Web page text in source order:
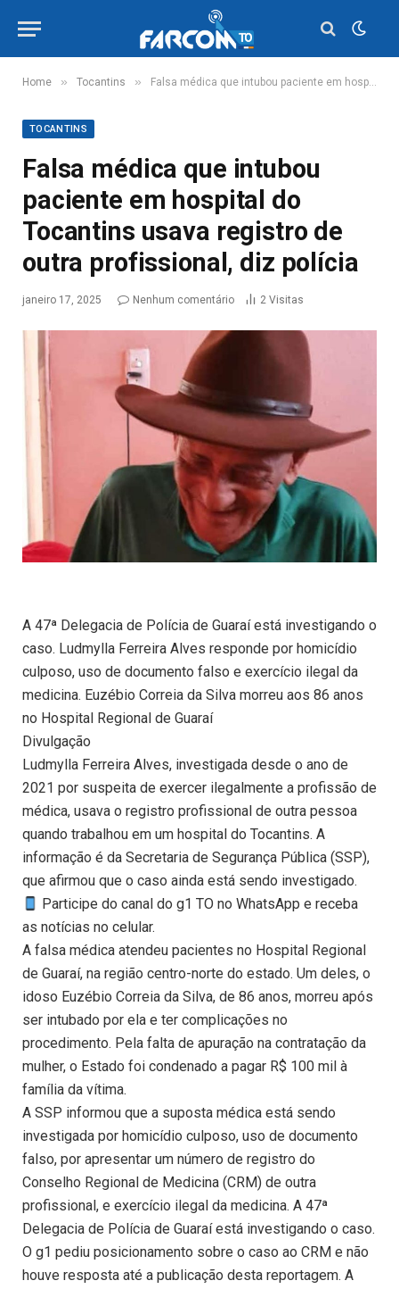
Home » Tocantins » Falsa médica que intubou paciente em hospital do Tocantins usava registro de outra profissional, diz polícia
TOCANTINS
Falsa médica que intubou
paciente em hospital do
Tocantins usava registro de
outra profissional, diz polícia
janeiro 17, 2025 Nenhum comentário 2 Visitas
A 47ª Delegacia de Polícia de Guaraí está investigando o
caso. Ludmylla Ferreira Alves responde por homicídio
culposo, uso de documento falso e exercício ilegal da
medicina. Euzébio Correia da Silva morreu aos 86 anos
no Hospital Regional de Guaraí
Divulgação
Ludmylla Ferreira Alves, investigada desde o ano de
2021 por suspeita de exercer ilegalmente a profissão de
médica, usava o registro profissional de outra pessoa
quando trabalhou em um hospital do Tocantins. A
informação é da Secretaria de Segurança Pública (SSP),
que afirmou que o caso ainda está sendo investigado.
Participe do canal do g1 TO no WhatsApp e receba
as notícias no celular.
A falsa médica atendeu pacientes no Hospital Regional
de Guaraí, na região centro-norte do estado. Um deles, o
idoso Euzébio Correia da Silva, de 86 anos, morreu após
ser intubado por ela e ter complicações no
procedimento. Pela falta de apuração na contratação da
mulher, o Estado foi condenado a pagar R$ 100 mil à
família da vítima.
A SSP informou que a suposta médica está sendo
investigada por homicídio culposo, uso de documento
falso, por apresentar um número de registro do
Conselho Regional de Medicina (CRM) de outra
profissional, e exercício ilegal da medicina. A 47ª
Delegacia de Polícia de Guaraí está investigando o caso.
O g1 pediu posicionamento sobre o caso ao CRM e não
houve resposta até a publicação desta reportagem. A